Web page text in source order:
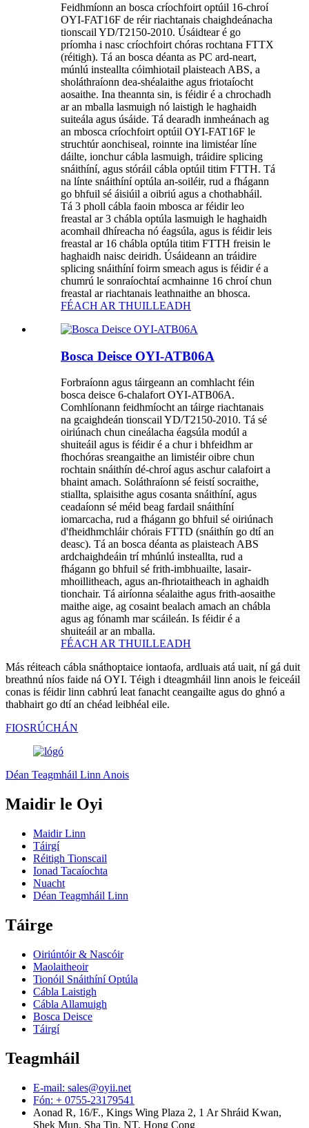
Feidhmíonn an bosca críochfoirt optúil 16-chroí
OYI-FAT16F de réir riachtanais chaighdeánacha
tionscail YD/T2150-2010. Úsáidtear é go
príomha i nasc críochfoirt chóras rochtana FTTX
(réitigh). Tá an bosca déanta as PC ard-neart,
múnlú insteallta cóimhiotail plaisteach ABS, a
sholáthraíonn dea-shéalaithe agus friotaíocht
aosaithe. Ina theannta sin, is féidir é a chrochadh
ar an mballa lasmuigh nó laistigh le haghaidh
suiteála agus úsáide. Tá dearadh inmheánach ag
an mbosca críochfoirt optúil OYI-FAT16F le
struchtúr aonchiseal, roinnte ina limistéar líne
dáilte, ionchur cábla lasmuigh, tráidire splicing
snáithíní, agus stóráil cábla optúil titim FTTH. Tá
na línte snáithíní optúla an-soiléir, rud a fhágann
go bhfuil sé áisiúil a oibriú agus a chothabháil.
Tá 3 pholl cábla faoin mbosca ar féidir leo
freastal ar 3 chábla optúla lasmuigh le haghaidh
acomhail dhíreacha nó éagsúla, agus is féidir leis
freastal ar 16 chábla optúla titim FTTH freisin le
haghaidh naisc deiridh. Úsáideann an tráidire
splicing snáithíní foirm smeach agus is féidir é a
chumrú le sonraíochtaí acmhainne 16 chroí chun
freastal ar riachtanais leathnaithe an bhosca.
FÉACH AR THUILLEADH
Bosca Deisce OYI-ATB06A
Forbraíonn agus táirgeann an comhlacht féin
bosca deisce 6-chalafort OYI-ATB06A.
Comhlíonann feidhmíocht an táirge riachtanais
na gcaighdeán tionscail YD/T2150-2010. Tá sé
oiriúnach chun cineálacha éagsúla modúl a
shuiteáil agus is féidir é a chur i bhfeidhm ar
fhochóras sreangaithe an limistéir oibre chun
rochtain snáithín dé-chroí agus aschur calafoirt a
bhaint amach. Soláthraíonn sé feistí socraithe,
stiallta, splaisithe agus cosanta snáithíní, agus
ceadaíonn sé méid beag fardail snáithíní
iomarcacha, rud a fhágann go bhfuil sé oiriúnach
d'fheidhmchláir chórais FTTD (snáithín go dtí an
deasc). Tá an bosca déanta as plaisteach ABS
ardchaighdeáin trí mhúnlú insteallta, rud a
fhágann go bhfuil sé frith-imbhuailte, lasair-
mhoillitheach, agus an-fhriotaitheach in aghaidh
tionchair. Tá airíonna séalaithe agus frith-aosaithe
maithe aige, ag cosaint bealach amach an chábla
agus ag fónamh mar scáileán. Is féidir é a
shuiteáil ar an mballa.
FÉACH AR THUILLEADH
Más réiteach cábla snáthoptaice iontaofa, ardluais atá uait, ní gá duit
breathnú níos faide ná OYI. Téigh i dteagmháil linn anois le feiceáil
conas is féidir linn cabhrú leat fanacht ceangailte agus do ghnó a
thabhairt go dtí an chéad leibhéal eile.
FIOSRÚCHÁN
Déan Teagmháil Linn Anois
Maidir le Oyi
Maidir Linn
Táirgí
Réitigh Tionscail
Ionad Tacaíochta
Nuacht
Déan Teagmháil Linn
Táirge
Oiriúntóir & Nascóir
Maolaitheoir
Tionóil Snáithíní Optúla
Cábla Laistigh
Cábla Allamuigh
Bosca Deisce
Táirgí
Teagmháil
E-mail: sales@oyii.net
Fón: + 0755-23179541
Aonad R, 16/F., Kings Wing Plaza 2, 1 Ar Shráid Kwan,
Shek Mun, Sha Tin, NT, Hong Cong